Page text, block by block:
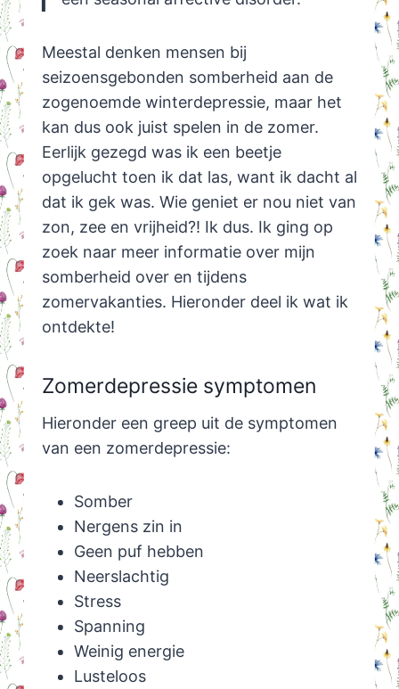
Meestal denken mensen bij
seizoensgebonden somberheid aan de
zogenoemde winterdepressie, maar het
kan dus ook juist spelen in de zomer.
Eerlijk gezegd was ik een beetje
opgelucht toen ik dat las, want ik dacht al
dat ik gek was. Wie geniet er nou niet van
zon, zee en vrijheid?! Ik dus. Ik ging op
zoek naar meer informatie over mijn
somberheid over en tijdens
zomervakanties. Hieronder deel ik wat ik
ontdekte!
Zomerdepressie symptomen
Hieronder een greep uit de symptomen
van een zomerdepressie:
Somber
Nergens zin in
Geen puf hebben
Neerslachtig
Stress
Spanning
Weinig energie
Lusteloos